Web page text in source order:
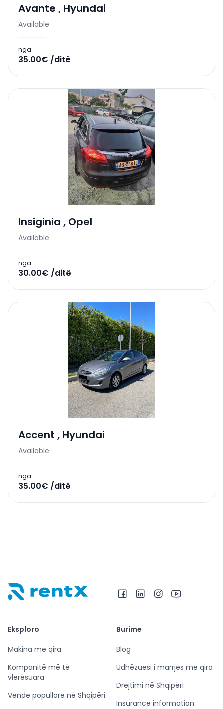
Avante , Hyundai
Available
nga
35.00€ /ditë
Insiginia , Opel
Available
nga
30.00€ /ditë
Accent , Hyundai
Available
nga
35.00€ /ditë
Eksploro
Makina me qira
Kompanitë më të
vlerësuara
Vende popullore në Shqipëri
Burime
Blog
Udhëzuesi i marrjes me qira
Drejtimi në Shqipëri
Insurance information